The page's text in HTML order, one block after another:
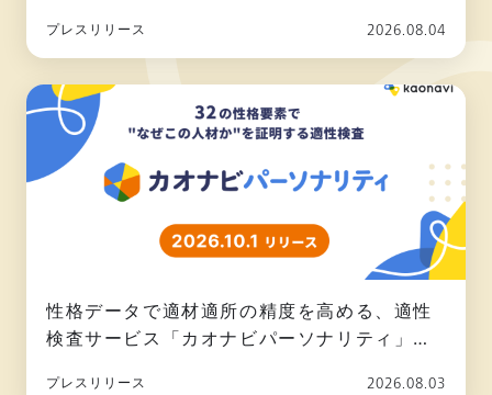
プレスリリース 2026.08.04
性格データで適材適所の精度を高める、適性
検査サービス「カオナビパーソナリティ」を
プレスリリース 2026.08.03